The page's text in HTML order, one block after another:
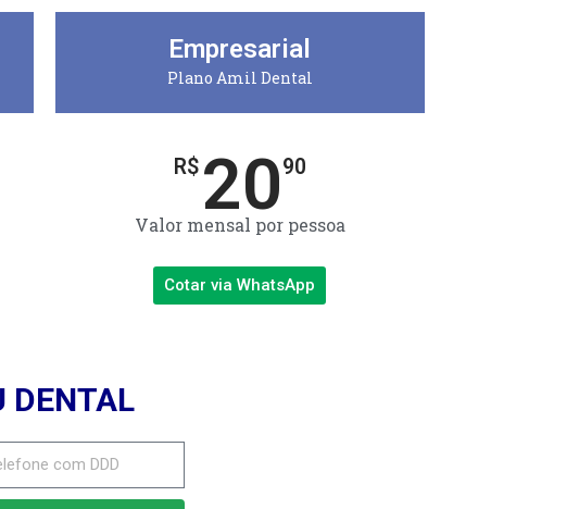
Empresarial
Plano Amil Dental
R$ 2090
Valor mensal por pessoa
Cotar via WhatsApp
DENTAL